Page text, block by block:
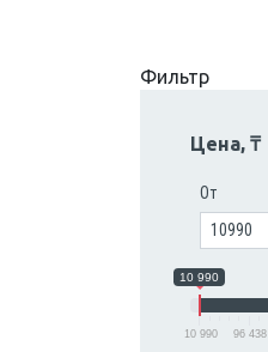
Фильтр
Цена, ₸
От
10 990
10 990 96 438